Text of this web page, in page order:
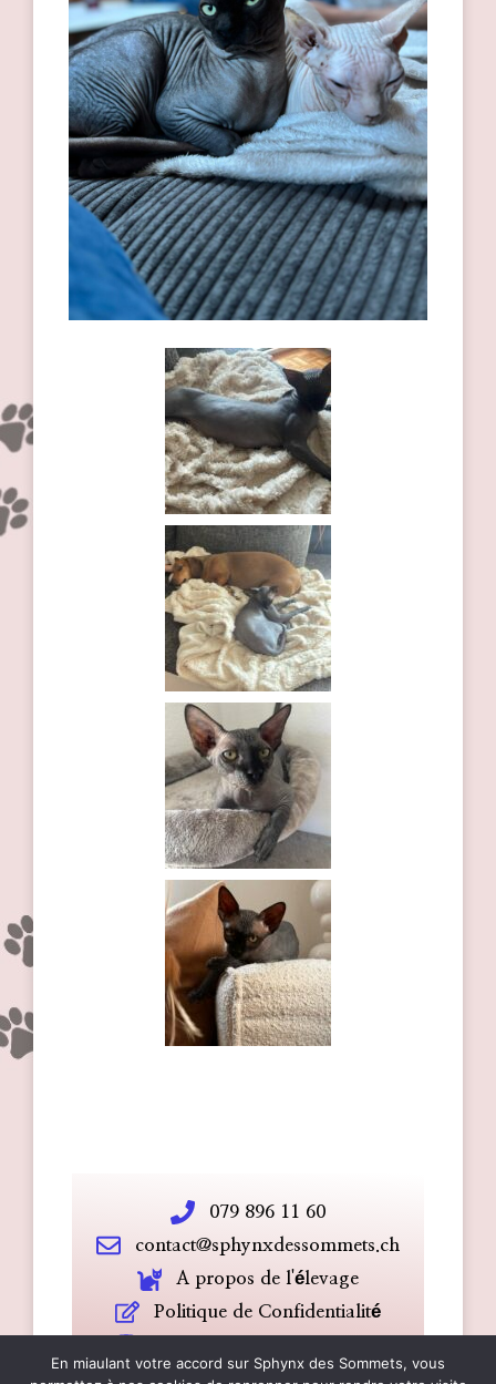
079 896 11 60
contact@sphynxdessommets.ch
A propos de l'élevage
Politique de Confidentialité
En miaulant votre accord sur Sphynx des Sommets, vous